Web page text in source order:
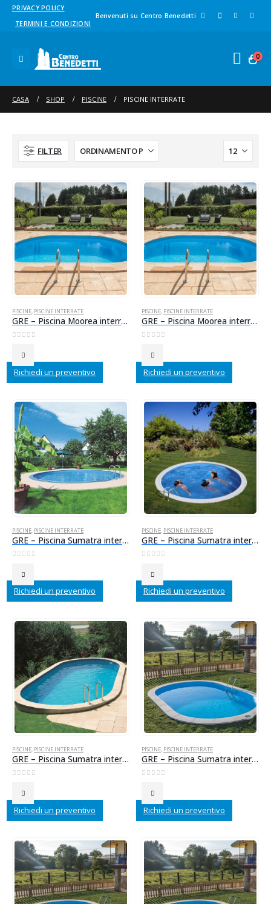
PRIVACY POLICY
TERMINI E CONDIZIONI
Benvenuti su Centro Benedetti
0
CASA SHOP PISCINE PISCINE INTERRATE
FILTER
PISCINE, PISCINE INTERRATE
GRE – Piscina Moorea interrata in acciaio 700x320x150 cm + scala inox accesso facile + accessori
Richiedi un preventivo
PISCINE, PISCINE INTERRATE
GRE – Piscina Moorea interrata in acciaio 800x400x150 cm + scala inox accesso facile + accessori
Richiedi un preventivo
PISCINE PISCINE INTERRATE
GRE – Piscina Sumatra interrata in acciaio 350×120 cm + scala inox + accessori
Richiedi un preventivo
PISCINE PISCINE INTERRATE
GRE – Piscina Sumatra interrata in acciaio 420×120 cm + scala inox + accessori
Richiedi un preventivo
PISCINE, PISCINE INTERRATE
GRE – Piscina Sumatra interrata in acciaio 500x300x120 cm + scala inox + accessori
Richiedi un preventivo
PISCINE, PISCINE INTERRATE
GRE – Piscina Sumatra interrata in acciaio 600x320x120 cm + scala inox + accessori
Richiedi un preventivo